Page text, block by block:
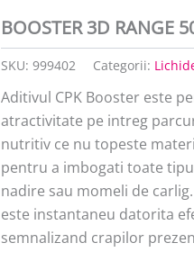
BOOSTER 3D RANGE
SKU:999402 Categorii:
Aditivul CPK Booster este
atractivitate pe intreg
nutritiv ce nu topeste
pentru a imbogati toate
nadire sau momeli de
este instantaneu datorita
semnalizand crapilor